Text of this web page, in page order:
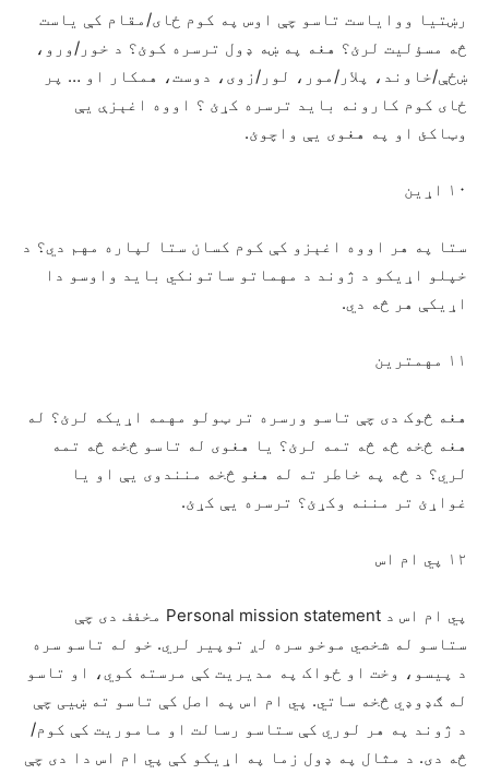
رښتيا وواياست تاسو چې اوس په کوم ځای/مقام کې یاست
څه مسؤلیت لرئ؟ هغه په ښه ډول ترسره کوئ؟ د خور/ورو،
ښځې/خاوند، پلار/مور، لور/زوی، دوست، همکار او … پر
ځای کوم کارونه باید ترسره کړئ ؟ اووه اغېزې يې
وټاکئ او په هغوی يې واچوئ.
۱۰ اړين
ستا په هر اووه اغېزو کې کوم کسان ستا لپاره مهم دي؟ د
خپلو اړيکو د ژوند د مهماتو ساتونکي باید واوسو دا
اړيکې هر څه دي.
۱۱ مهمترین
هغه څوک دی چې تاسو ورسره تر ټولو مهمه اړيکه لرئ؟ له
هغه څخه څه څه تمه لرئ؟ یا هغوی له تاسو څخه څه تمه
لري؟ د څه په خاطر ته له هغو څخه منندوی یې او يا
غواړئ تر مننه وکړئ؟ ترسره يې کړئ.
۱۲ پي ام اس
پي ام اس د Personal mission statement مخفف دی چې
ستاسو له شخصي موخو سره لږ توپیر لري. خو له تاسو سره
د پیسو، وخت او ځواک په مدیریت کې مرسته کوي، او تاسو
له ګډوډي څخه ساتي. پي ام اس په اصل کې تاسو ته ښيی چې
د ژوند په هر لوري کې ستاسو رسالت او ماموریت کې کوم/
څه دی. د مثال په ډول زما په اړيکو کې پي ام اس دا دی چې